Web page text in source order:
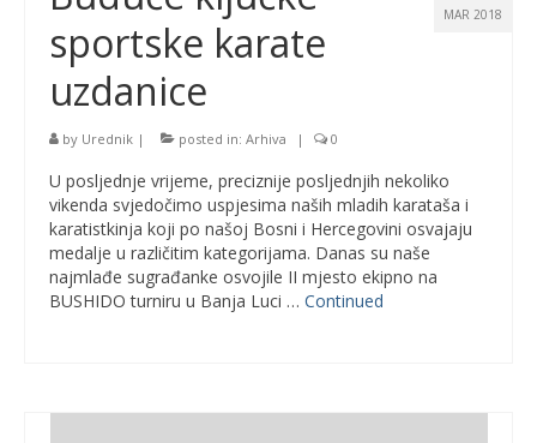
MAR 2018
sportske karate
uzdanice
by Urednik | posted in: Arhiva | 0
U posljednje vrijeme, preciznije posljednjih nekoliko
vikenda svjedočimo uspjesima naših mladih karataša i
karatistkinja koji po našoj Bosni i Hercegovini osvajaju
medalje u različitim kategorijama. Danas su naše
najmlađe sugrađanke osvojile II mjesto ekipno na
BUSHIDO turniru u Banja Luci … Continued